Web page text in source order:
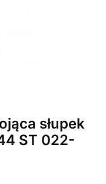
słupek
ST 022-